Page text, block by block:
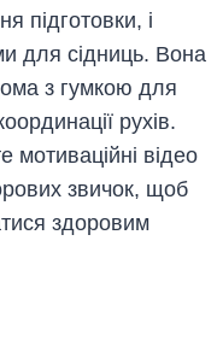
підготовки, і
для сідниць. Вона
з гумкою для
рухів.
мотиваційні відео
звичок, щоб
здоровим